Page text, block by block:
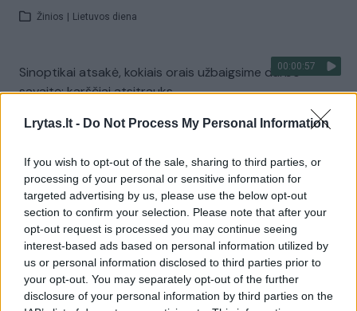
Lrytas.lt - Do Not Process My Personal Information
If you wish to opt-out of the sale, sharing to third parties, or
processing of your personal or sensitive information for
targeted advertising by us, please use the below opt-out
section to confirm your selection. Please note that after your
opt-out request is processed you may continue seeing
interest-based ads based on personal information utilized by
us or personal information disclosed to third parties prior to
your opt-out. You may separately opt-out of the further
disclosure of your personal information by third parties on the
Žinios Lietuvos diena
00:00:57
Sinoptikai atsakė, kokiais orais užbaigsime darbo
savaitę: karščiai atsitrauks
Žinios | Orai
Visi įrašai
Žiūrimiausi įrašai
00:00:30
Vaizdai iš tragiškos avarijos Vilniaus r.: dviejų moterų ir